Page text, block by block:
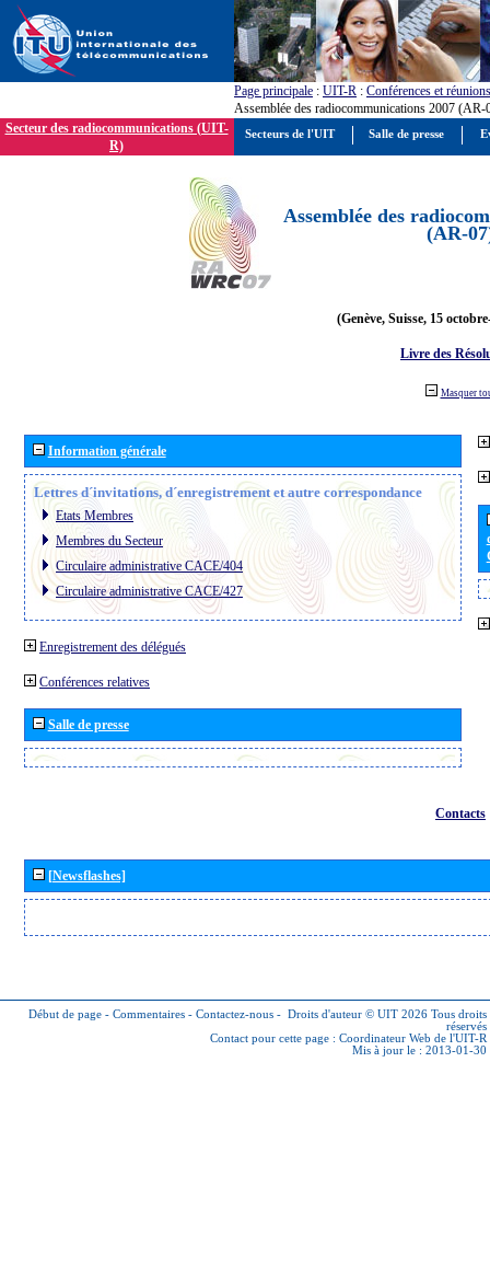
Page principale : UIT-R : Conférences et réunions
Assemblée des radiocommunications 2007 (AR-
Secteur des radiocommunications (UIT-
R)
Assemblée des
(AR-
(Genève, Suisse, 15
Livre des
Masquer
Information générale
Lettres d´invitations, d´enregistrement et autre correspondance
Etats Membres
Membres du Secteur
Circulaire administrative CACE/404
Circulaire administrative CACE/427
Enregistrement des délégués
Conférences relatives
Salle de presse
Contacts
[Newsflashes]
Début de page - Commentaires - Contactez-nous - Droits d'auteur © UIT 2026 Tous droits
réservés
Contact pour cette page : Coordinateur Web de l'UIT-R
Mis à jour le : 2013-01-30
Secteurs de l'UIT Salle de presse